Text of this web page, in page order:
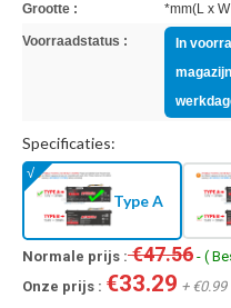
Grootte :
*mm(L x
Voorraadstatus :
In
Specificaties:
Type A
Normale prijs :€47.56 - (
Onze prijs : €33.29 +